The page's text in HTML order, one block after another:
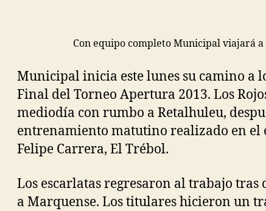
Con equipo completo Municipal viajará
Municipal inicia este lunes su camino a
Final del Torneo Apertura 2013. Los
mediodía con rumbo a Retalhuleu,
entrenamiento matutino realizado en el
Felipe Carrera, El Trébol.
Los escarlatas regresaron al trabajo tras
a Marquense. Los titulares hicieron un